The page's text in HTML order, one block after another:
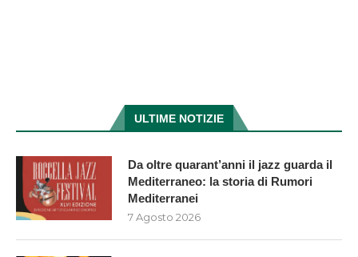
ULTIME NOTIZIE
Da oltre quarant’anni il jazz guarda il
Mediterraneo: la storia di Rumori
Mediterranei
7 Agosto 2026